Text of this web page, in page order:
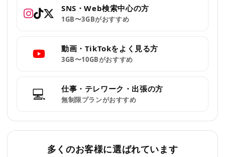
SNS・Web検索中心の方
1GB〜3GBがおすすめ
動画・TikTokをよく見る方
3GB〜10GBがおすすめ
💻 仕事・テレワーク・出張の方
無制限プランがおすすめ
多くのお客様に選ばれています